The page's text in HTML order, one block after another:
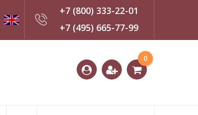
+7 (800) 333-22-01
+7 (495) 665-77-99
0